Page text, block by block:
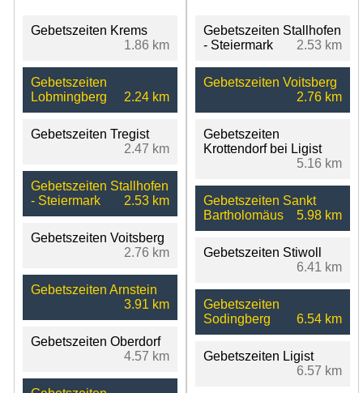
Gebetszeiten Krems
1.86 km
Gebetszeiten
Lobmingberg
2.24 km
Gebetszeiten Tregist
2.47 km
Gebetszeiten Stallhofen
- Steiermark
2.53 km
Gebetszeiten Voitsberg
2.76 km
Gebetszeiten Arnstein
3.91 km
Gebetszeiten Oberdorf
4.57 km
Gebetszeiten Stallhofen
- Steiermark
2.53 km
Gebetszeiten Voitsberg
2.76 km
Gebetszeiten
Krottendorf bei Ligist
5.16 km
Gebetszeiten Sankt
Bartholomäus
5.98 km
Gebetszeiten Stiwoll
6.41 km
Gebetszeiten
Sodingberg
6.54 km
Gebetszeiten Ligist
6.57 km